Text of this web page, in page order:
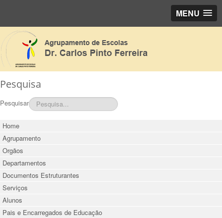
MENU
Pesquisa
Pesquisar
Home
Agrupamento
Orgãos
Departamentos
Documentos Estruturantes
Serviços
Alunos
Pais e Encarregados de Educação